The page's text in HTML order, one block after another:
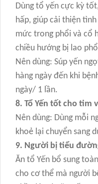
Dùng tổ yến cực kỳ
hấp, giúp cải thiện
mức trong phổi và cổ
chiều hướng bị lao
Nên dùng: Súp yến
hàng ngày đến khi
ngày/ 1 lần.
8. Tổ Yến tốt cho tim
Nên dùng: Dùng mỗi
khoẻ lại chuyển sang
9. Người bị tiểu
Ăn tổ Yến bổ sung
cho cơ thể mà người